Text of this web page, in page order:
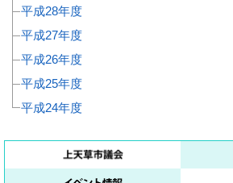
平成28年度
平成27年度
平成26年度
平成25年度
平成24年度